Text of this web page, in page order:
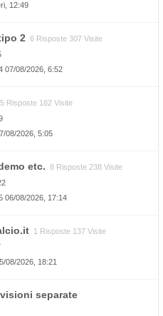
12:49
2 6 Risposte 307 Visite
07/08/2026, 6:52
5 Risposte 182 Visite
08/2026, 5:05
etc. 8 Risposte 238 Visite
06/08/2026, 17:14
1 Risposte 137 Visite
08/2026, 18:21
separate